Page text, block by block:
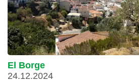
El Borge
24.12.2024